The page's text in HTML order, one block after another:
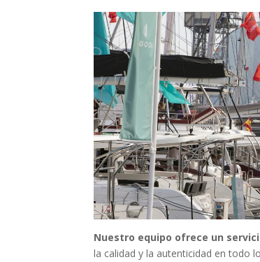
Nuestro equipo ofrece un
la calidad y la autenticidad en todo